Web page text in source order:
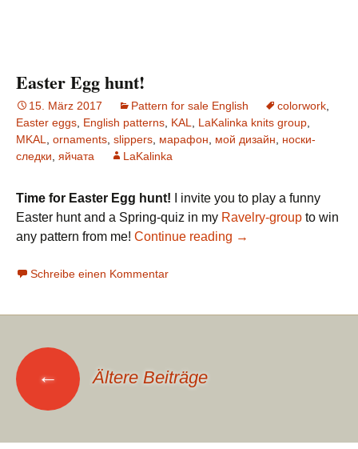
Easter Egg hunt!
15. März 2017 Pattern for sale English colorwork
Easter eggs English patterns KAL LaKalinka knits group
MKAL
ornaments slippers марафон мой дизайн
носки-
следки яйчата LaKalinka
Time for Easter Egg hunt! I invite you to play a funny
Easter hunt and a Spring-quiz in my Ravelry-group to win
any pattern from me! Continue reading →
Schreibe einen Kommentar
Beitragsnavigation
← Ältere Beiträge